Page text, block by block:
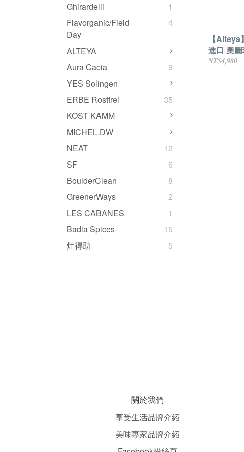
Ghirardelli
1
Flavorganic/Field
Day
4
ALTEYA
Aura Cacia
9
YES Solingen
ERBE Rostfrei
35
KOST KAMM
MICHEL.DW
NEAT
12
SF
6
BoulderClean
8
GreenerWays
2
LES CABANES
1
Badia Spices
15
灶得助
5
【
進口 奧
(2.3ml)
NT$4,980
關於我們
享受生活品牌介紹
美味專家品牌介紹